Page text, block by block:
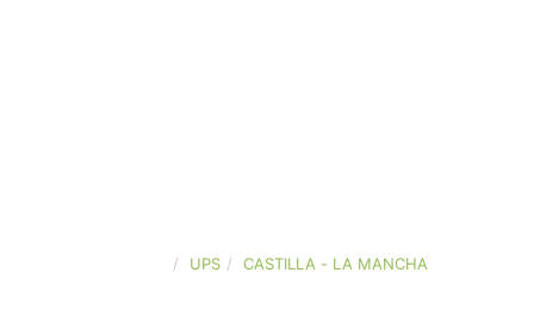
UPS CASTILLA - LA MANCHA